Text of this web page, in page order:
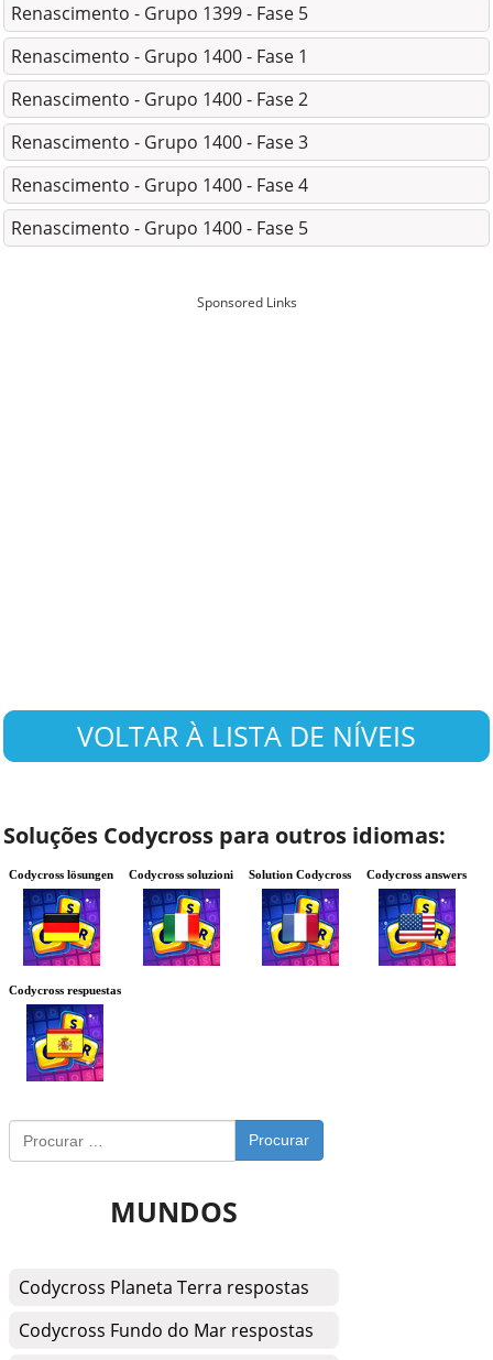
Renascimento - Grupo 1399 - Fase 5
Renascimento - Grupo 1400 - Fase 1
Renascimento - Grupo 1400 - Fase 2
Renascimento - Grupo 1400 - Fase 3
Renascimento - Grupo 1400 - Fase 4
Renascimento - Grupo 1400 - Fase 5
Sponsored Links
VOLTAR À LISTA DE NÍVEIS
Soluções Codycross para outros idiomas:
Codycross lösungen Codycross soluzioni Solution Codycross Codycross answers
Codycross respuestas
Procurar
MUNDOS
Codycross Planeta Terra respostas
Codycross Fundo do Mar respostas